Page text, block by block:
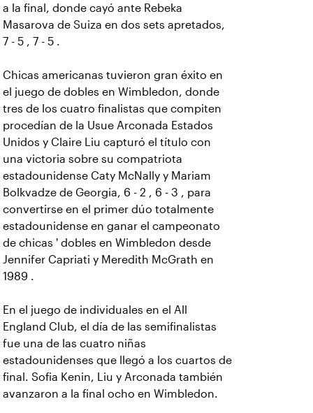
a la final, donde cayó ante Rebeka
Masarova de Suiza en dos sets apretados,
7 - 5 , 7 - 5 .
Chicas americanas tuvieron gran éxito en
el juego de dobles en Wimbledon, donde
tres de los cuatro finalistas que compiten
procedían de la Usue Arconada Estados
Unidos y Claire Liu capturó el título con
una victoria sobre su compatriota
estadounidense Caty McNally y Mariam
Bolkvadze de Georgia, 6 - 2 , 6 - 3 , para
convertirse en el primer dúo totalmente
estadounidense en ganar el campeonato
de chicas ' dobles en Wimbledon desde
Jennifer Capriati y Meredith McGrath en
1989 .
En el juego de individuales en el All
England Club, el día de las semifinalistas
fue una de las cuatro niñas
estadounidenses que llegó a los cuartos de
final. Sofia Kenin, Liu y Arconada también
avanzaron a la final ocho en Wimbledon.